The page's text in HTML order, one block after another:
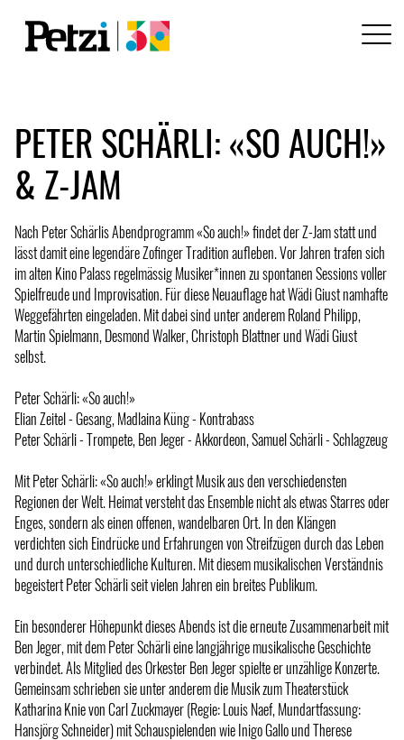
PETER SCHÄRLI: «SO AUCH!»
& Z-JAM
Nach Peter Schärlis Abendprogramm «So auch!» findet der Z-Jam statt und
lässt damit eine legendäre Zofinger Tradition aufleben. Vor Jahren trafen sich
im alten Kino Palass regelmässig Musiker*innen zu spontanen Sessions voller
Spielfreude und Improvisation. Für diese Neuauflage hat Wädi Giust namhafte
Weggefährten eingeladen. Mit dabei sind unter anderem Roland Philipp,
Martin Spielmann, Desmond Walker, Christoph Blattner und Wädi Giust
selbst.
Peter Schärli: «So auch!»
Elian Zeitel - Gesang, Madlaina Küng - Kontrabass
Peter Schärli - Trompete, Ben Jeger - Akkordeon, Samuel Schärli - Schlagzeug
Mit Peter Schärli: «So auch!» erklingt Musik aus den verschiedensten
Regionen der Welt. Heimat versteht das Ensemble nicht als etwas Starres oder
Enges, sondern als einen offenen, wandelbaren Ort. In den Klängen
verdichten sich Eindrücke und Erfahrungen von Streifzügen durch das Leben
und durch unterschiedliche Kulturen. Mit diesem musikalischen Verständnis
begeistert Peter Schärli seit vielen Jahren ein breites Publikum.
Ein besonderer Höhepunkt dieses Abends ist die erneute Zusammenarbeit mit
Ben Jeger, mit dem Peter Schärli eine langjährige musikalische Geschichte
verbindet. Als Mitglied des Orkester Ben Jeger spielte er unzählige Konzerte.
Gemeinsam schrieben sie unter anderem die Musik zum Theaterstück
Katharina Knie von Carl Zuckmayer (Regie: Louis Naef, Mundartfassung:
Hansjörg Schneider) mit Schauspielenden wie Inigo Gallo und Therese